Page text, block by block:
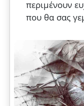
περιμένουν
που θα σας